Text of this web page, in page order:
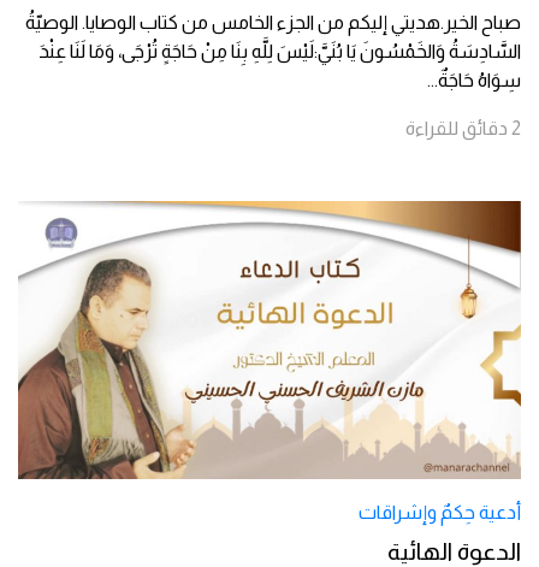
صباح الخير.هديتي إليكم من الجزء الخامس من كتاب الوصايا. الوصيّةُ
السَّادِسَةُ وَالخَمْسُونَ يَا بُنَيَّ:لَيْسَ لِلَّهِ بِنَا مِنْ حَاجَةٍ تُرْجَى، وَمَا لَنَا عِنْدَ
سِوَاهُ حَاجَةٌ...
2 دقائق للقراءة
أدعية حِكمٌ وإشراقات
الدعوة الهائية